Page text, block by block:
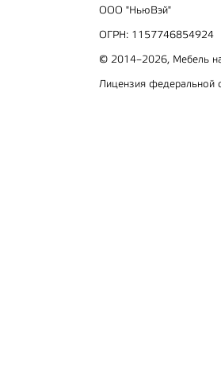
ООО "НьюВэй"
ОГРН: 1157746854924
© 2014–2026, Мебель
Лицензия федеральной